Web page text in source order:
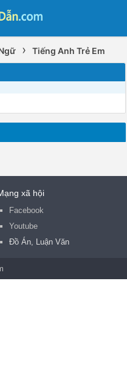
› Tiếng Anh Trẻ Em
xã hội
Facebook
Youtube
Đồ Án, Luận Văn